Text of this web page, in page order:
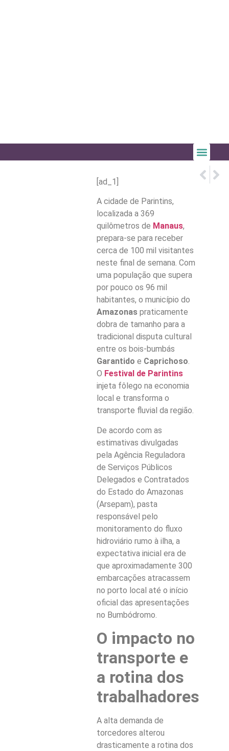
[ad_1]
A cidade de Parintins,
localizada a 369
quilômetros de Manaus,
prepara-se para receber
cerca de 100 mil visitantes
neste final de semana. Com
uma população que supera
por pouco os 96 mil
habitantes, o município do
Amazonas praticamente
dobra de tamanho para a
tradicional disputa cultural
entre os bois-bumbás
Garantido e Caprichoso.
O Festival de Parintins
injeta fôlego na economia
local e transforma o
transporte fluvial da região.
De acordo com as
estimativas divulgadas
pela Agência Reguladora
de Serviços Públicos
Delegados e Contratados
do Estado do Amazonas
(Arsepam), pasta
responsável pelo
monitoramento do fluxo
hidroviário rumo à ilha, a
expectativa inicial era de
que aproximadamente 300
embarcações atracassem
no porto local até o início
oficial das apresentações
no Bumbódromo.
O impacto no
transporte e
a rotina dos
trabalhadores
A alta demanda de
torcedores alterou
drasticamente a rotina dos
PMM